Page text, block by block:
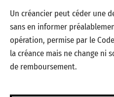
Un créancier peut céder une
sans en informer
opération, permise par le
la créance mais ne change ni
de remboursement.